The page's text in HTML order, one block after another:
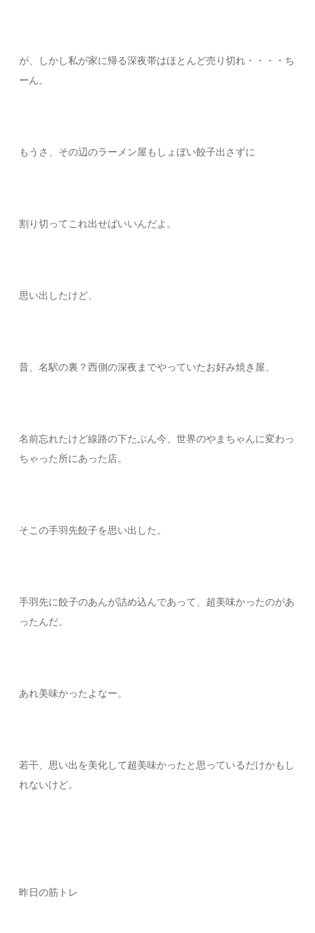
が、しかし私が家に帰る深夜帯はほとんど売り切れ・・・・ち
ーん。
もうさ、その辺のラーメン屋もしょぼい餃子出さずに
割り切ってこれ出せばいいんだよ。
思い出したけど、
昔、名駅の裏？西側の深夜までやっていたお好み焼き屋、
名前忘れたけど線路の下たぶん今、世界のやまちゃんに変わっ
ちゃった所にあった店。
そこの手羽先餃子を思い出した。
手羽先に餃子のあんが詰め込んであって、超美味かったのがあ
ったんだ。
あれ美味かったよなー。
若干、思い出を美化して超美味かったと思っているだけかもし
れないけど。
昨日の筋トレ